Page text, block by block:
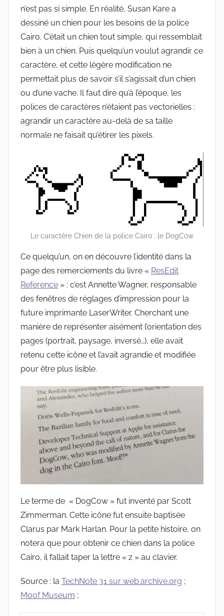
n’est pas si simple. En réalité, Susan Kare a
dessiné un chien pour les besoins de la police
Cairo. C’était un chien tout simple, qui ressemblait
bien à un chien. Puis quelqu’un voulut agrandir ce
caractère, et cette légère modification ne
permettait plus de savoir s’il s’agissait d’un chien
ou d’une vache. Il faut dire qu’à l’époque, les
polices de caractères n’étaient pas vectorielles :
agrandir un caractère au-delà de sa taille
normale ne faisait qu’étirer les pixels.
Le caractère Chien de la police Cairo ; le DogCow
Ce quelqu’un, on en découvre l’identité dans la
page des remerciements du livre « ResEdit
Reference » : c’est Annette Wagner, responsable
des fenêtres de réglages d’impression pour la
future imprimante LaserWriter. Cherchant une
manière de représenter aisément l’orientation des
pages (portrait, paysage, inversé…), elle avait
retenu cette icône et l’avait agrandie et modifiée
pour être plus lisible.
Le terme de « DogCow » fut inventé par Scott
Zimmerman. Cette icône fut ensuite baptisée
Clarus par Mark Harlan. Pour la petite histoire, on
notera que pour obtenir ce chien dans la police
Cairo, il fallait taper la lettre « z » au clavier.
Source : la TechNote 31 sur web.archive.org ;
Moof Museum ;